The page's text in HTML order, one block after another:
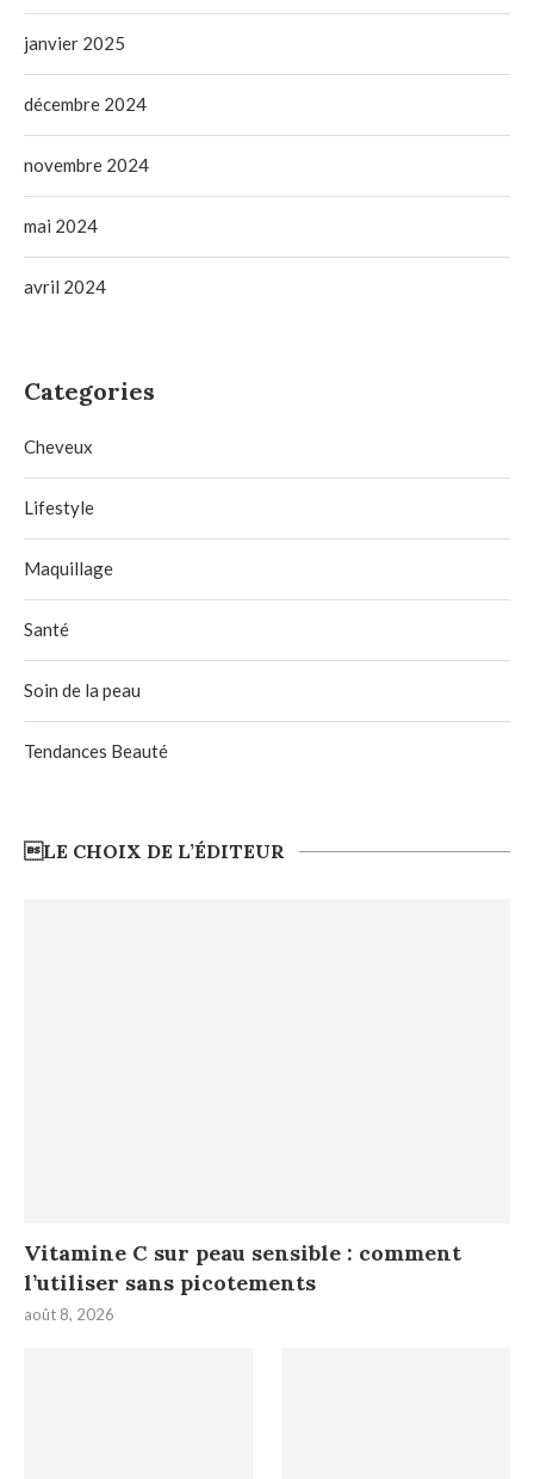
janvier 2025
décembre 2024
novembre 2024
mai 2024
avril 2024
Categories
Cheveux
Lifestyle
Maquillage
Santé
Soin de la peau
Tendances Beauté
LE CHOIX DE L’ÉDITEUR
Vitamine C sur peau sensible : comment
l’utiliser sans picotements
août 8, 2026